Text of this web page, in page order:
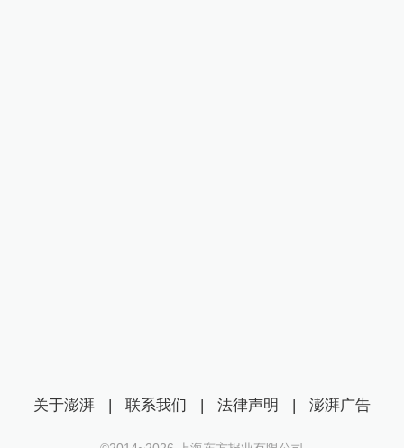
关于澎湃 | 联系我们 | 法律声明 | 澎湃广告